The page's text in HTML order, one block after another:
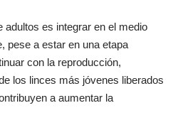
adultos es integrar en el medio
pese a estar en una etapa
con la reproducción,
los linces más jóvenes liberados
a aumentar la